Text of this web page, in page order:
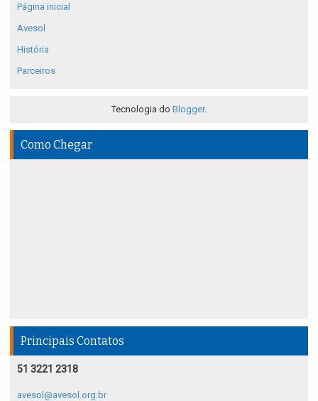
Página inicial
Avesol
História
Parceiros
Tecnologia do Blogger.
Como Chegar
Principais Contatos
51 3221 2318
avesol@avesol.org.br